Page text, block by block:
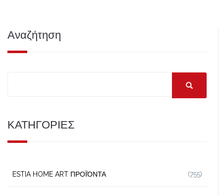
Αναζήτηση
ΚΑΤΗΓΟΡΙΕΣ
ESTIA HOME ART ΠΡΟΪΌΝΤΑ (755)